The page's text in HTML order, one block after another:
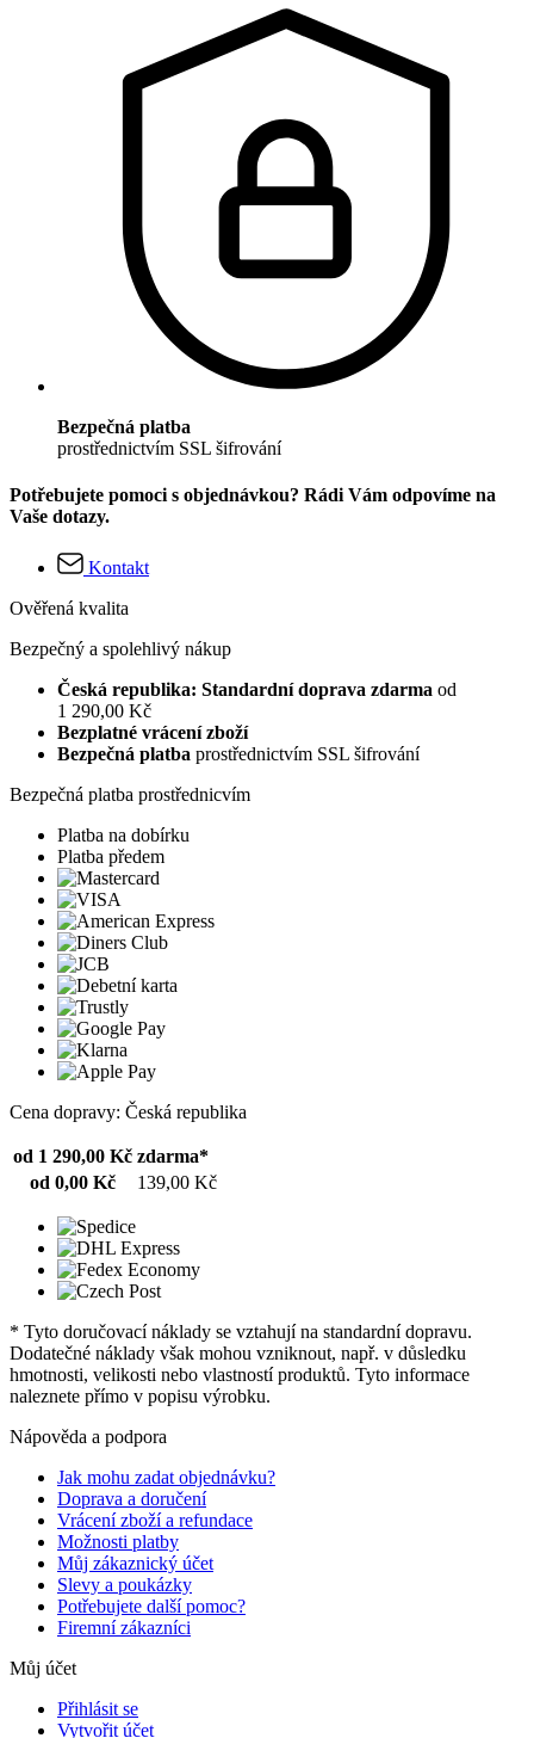
Bezpečná platba
prostřednictvím SSL šifrování
Potřebujete pomoci s objednávkou? Rádi Vám odpovíme na
Vaše dotazy.
Kontakt
Ověřená kvalita
Bezpečný a spolehlivý nákup
Česká republika: Standardní doprava zdarma od
1 290,00 Kč
Bezplatné vrácení zboží
Bezpečná platba prostřednictvím SSL šifrování
Bezpečná platba prostřednicvím
Platba na dobírku
Platba předem
Cena dopravy: Česká republika
od 1 290,00 Kč zdarma*
od 0,00 Kč
139,00 Kč
* Tyto doručovací náklady se vztahují na standardní dopravu.
Dodatečné náklady však mohou vzniknout, např. v důsledku
hmotnosti, velikosti nebo vlastností produktů. Tyto informace
naleznete přímo v popisu výrobku.
Nápověda a podpora
Jak mohu zadat objednávku?
Doprava a doručení
Vrácení zboží a refundace
Možnosti platby
Můj zákaznický účet
Slevy a poukázky
Potřebujete další pomoc?
Firemní zákazníci
Můj účet
Přihlásit se
Vytvořit účet